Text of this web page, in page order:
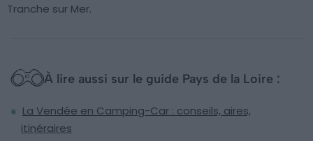
Tranche sur Mer.
À lire aussi sur le guide Pays de la Loire :
La Vendée en Camping-Car : conseils, aires,
itinéraires